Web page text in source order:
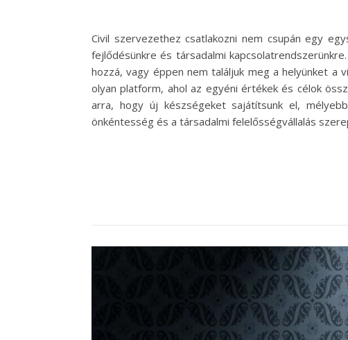
Civil szervezethez csatlakozni nem csupán egy
fejlődésünkre és társadalmi
hozzá, vagy éppen nem találjuk meg a helyünket a
olyan platform, ahol az egyéni értékek és célok
arra, hogy új készségeket sajátítsunk el,
önkéntesség és a társadalmi felelősségvállalás